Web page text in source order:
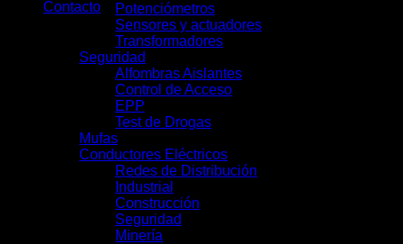
Contacto
Potenciómetros
Sensores y actuadores
Transformadores
Seguridad
Alfombras Aislantes
Control de Acceso
EPP
Test de Drogas
Mufas
Conductores Eléctricos
Redes de Distribución
Industrial
Construcción
Seguridad
Minería